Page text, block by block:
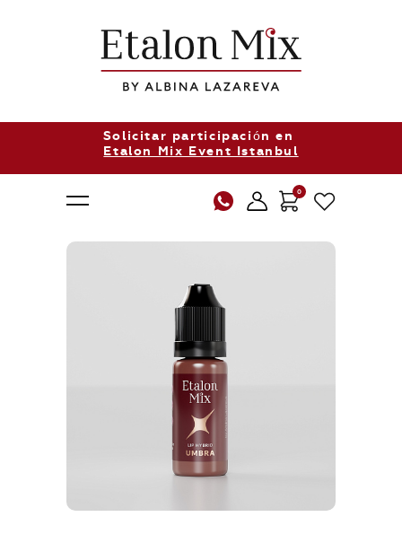
Solicitar participación en
Etalon Mix Event Istanbul
0
Sobre nosotros
Productos
Dónde comprar
Formación